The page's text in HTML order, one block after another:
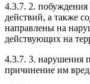
4.3.7. 2.
действий, а также
направлены на
действующих на
4.3.7. 3. нарушения
причинение им